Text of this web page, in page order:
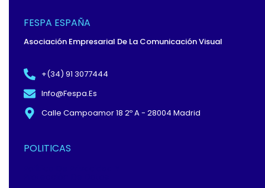
F
FESPA ESPAÑA
Asociación Empresarial De La Comunicación Visual
+(34) 91 3077444
Info@fespa.es
Calle Campoamor 18 2º A - 28004 Madrid
POLITICAS